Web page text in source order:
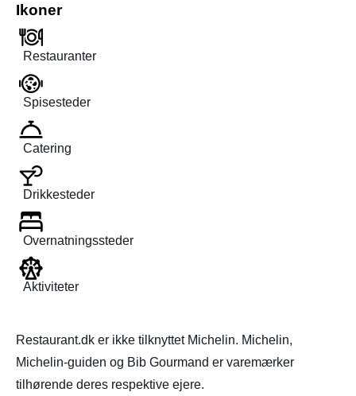
Ikoner
Restauranter
Spisesteder
Catering
Drikkesteder
Overnatningssteder
Aktiviteter
Restaurant.dk er ikke tilknyttet Michelin. Michelin,
Michelin-guiden og Bib Gourmand er varemærker
tilhørende deres respektive ejere.